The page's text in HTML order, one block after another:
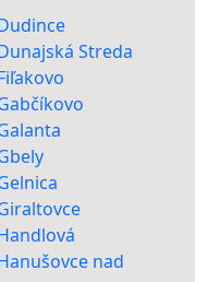
Streda
nad